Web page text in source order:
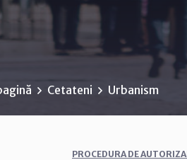
Cetateni Urbanism
PROCEDURA DE